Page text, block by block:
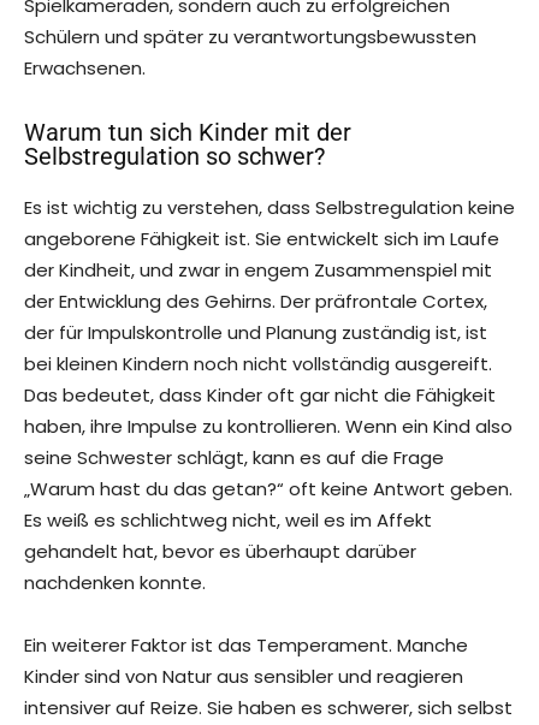
Spielkameraden, sondern auch zu erfolgreichen
Schülern und später zu verantwortungsbewussten
Erwachsenen.
Warum tun sich Kinder mit der
Selbstregulation so schwer?
Es ist wichtig zu verstehen, dass Selbstregulation keine
angeborene Fähigkeit ist. Sie entwickelt sich im Laufe
der Kindheit, und zwar in engem Zusammenspiel mit
der Entwicklung des Gehirns. Der präfrontale Cortex,
der für Impulskontrolle und Planung zuständig ist, ist
bei kleinen Kindern noch nicht vollständig ausgereift.
Das bedeutet, dass Kinder oft gar nicht die Fähigkeit
haben, ihre Impulse zu kontrollieren. Wenn ein Kind also
seine Schwester schlägt, kann es auf die Frage
„Warum hast du das getan?“ oft keine Antwort geben.
Es weiß es schlichtweg nicht, weil es im Affekt
gehandelt hat, bevor es überhaupt darüber
nachdenken konnte.
Ein weiterer Faktor ist das Temperament. Manche
Kinder sind von Natur aus sensibler und reagieren
intensiver auf Reize. Sie haben es schwerer, sich selbst